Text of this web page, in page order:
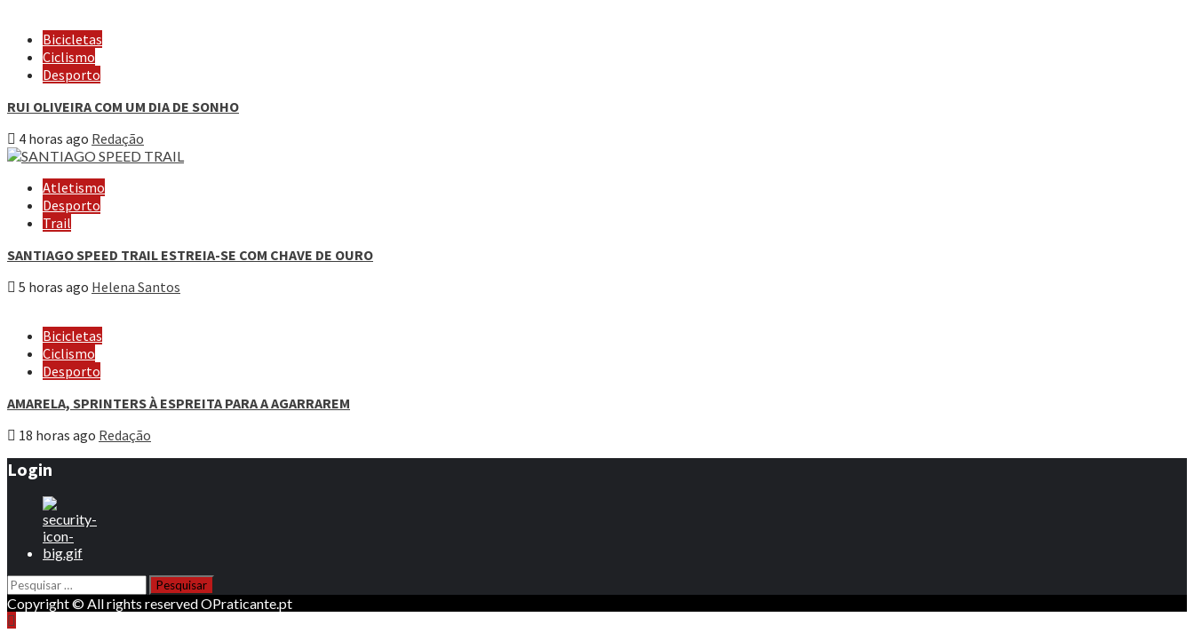
Bicicletas
Ciclismo
Desporto
RUI OLIVEIRA COM UM DIA DE SONHO
4 horas ago Redação
Atletismo
Desporto
Trail
SANTIAGO SPEED TRAIL ESTREIA-SE COM CHAVE DE OURO
5 horas ago Helena Santos
Bicicletas
Ciclismo
Desporto
AMARELA, SPRINTERS À ESPREITA PARA A AGARRAREM
18 horas ago Redação
Login
Pesquisar
por:
Copyright © All rights reserved OPraticante.pt